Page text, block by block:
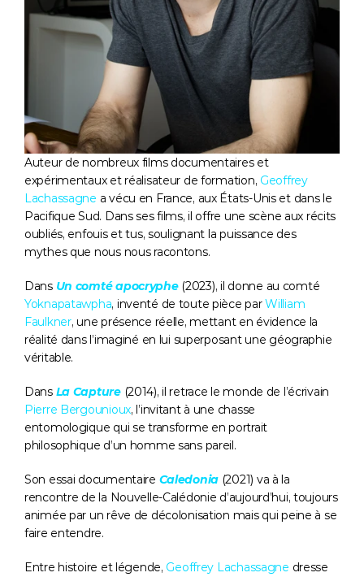
Auteur de nombreux films documentaires et
expérimentaux et réalisateur de formation, Geoffrey
Lachassagne a vécu en France, aux États-Unis et dans le
Pacifique Sud. Dans ses films, il offre une scène aux récits
oubliés, enfouis et tus, soulignant la puissance des
mythes que nous nous racontons.
Dans Un comté apocryphe
Yoknapatawpha, inventé de toute pièce par William
Faulkner, une présence réelle, mettant en évidence la
réalité dans l’imaginé en lui superposant une géographie
véritable.
Dans La Capture
Pierre Bergounioux, l’invitant à une chasse
entomologique qui se transforme en portrait
philosophique d’un homme sans pareil.
Son essai documentaire Caledonia (2021) va à la
rencontre de la Nouvelle-Calédonie d’aujourd’hui, toujours
animée par un rêve de décolonisation mais qui peine à se
faire entendre.
Entre histoire et légende, Geoffrey Lachassagne dresse